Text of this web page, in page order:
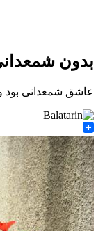
بدون
عاشق شمعدانی بود